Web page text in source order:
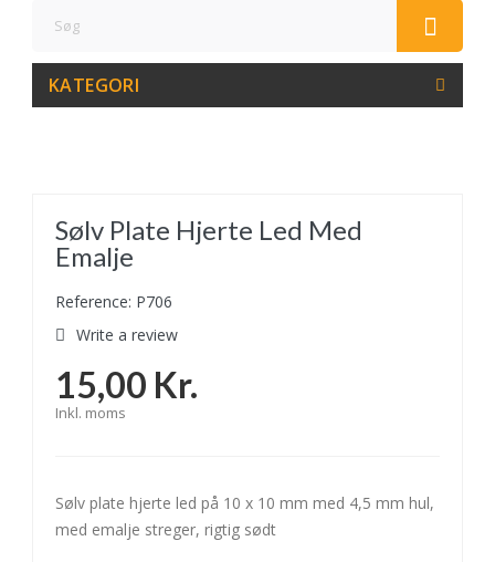
KATEGORI
Sølv Plate Hjerte Led Med
Emalje
Reference: P706
Write a review
15,00 Kr.
Inkl. moms
Sølv plate hjerte led på 10 x 10 mm med 4,5 mm hul,
med emalje streger, rigtig sødt